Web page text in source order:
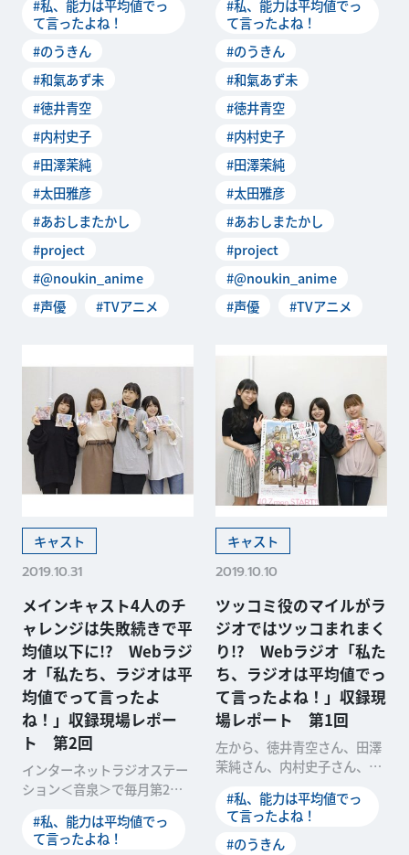
オ「私たち、ラジオは
#私、能力は平均値でっ
て言ったよね！
#のうきん
#和氣あず未
#徳井青空
#内村史子
#田澤茉純
#太田雅彦
#あおしまたかし
#project
#@noukin_anime
#声優
#TVアニメ
オ「私たち、ラジオは
#私、能力は平均値でっ
て言ったよね！
#のうきん
#和氣あず未
#徳井青空
#内村史子
#田澤茉純
#太田雅彦
#あおしまたかし
#project
#@noukin_anime
#声優
#TVアニメ
キャスト
2019.10.31
メインキャスト4人のチ
ャレンジは失敗続きで平
均値以下に!? Webラジ
オ「私たち、ラジオは平
均値でって言ったよ
ね！」収録現場レポー
ト 第2回
インターネットラジオステー
ション＜音泉＞で毎月第2・
オ「私たち、ラジオは
#私、能力は平均値でっ
て言ったよね！
キャスト
2019.10.10
ツッコミ役のマイルがラ
ジオではツッコまれまく
り!? Webラジオ「私た
ち、ラジオは平均値でっ
て言ったよね！」収録現
場レポート 第1回
左から、徳井青空さん、田澤
茉純さん、内村史子さん、和
逸樹/アース・
#私、能力は平均値でっ
て言ったよね！
#のうきん